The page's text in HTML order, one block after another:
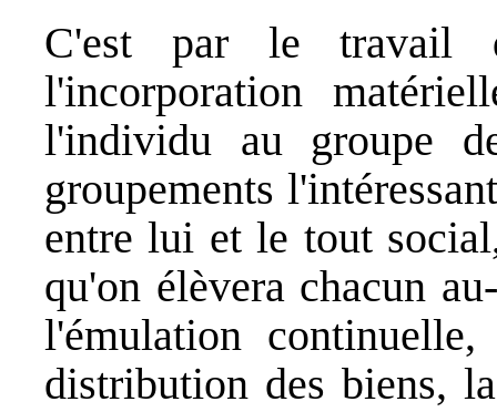
C'est par le travail
l'incorporation
l'individu au groupe
groupements
entre lui et le tout
qu'on élèvera chacun
l'émulation
distribution des biens,